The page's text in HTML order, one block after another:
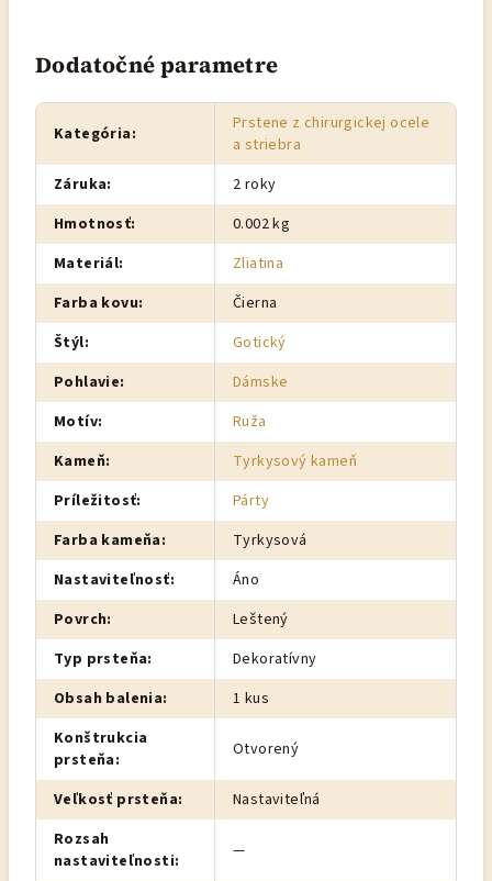
Dodatočné parametre
Kategória:
Prstene z chirurgickej ocele
a striebra
Záruka:
2 roky
Hmotnosť:
0.002 kg
Materiál:
Zliatina
Farba kovu:
Čierna
Štýl:
Gotický
Pohlavie:
Dámske
Motív:
Ruža
Kameň:
Tyrkysový kameň
Príležitosť:
Párty
Farba kameňa:
Tyrkysová
Nastaviteľnosť:
Áno
Povrch:
Leštený
Typ prsteňa:
Dekoratívny
Obsah balenia:
1 kus
Konštrukcia
prsteňa: Otvorený
Veľkosť prsteňa:
Nastaviteľná
Rozsah
nastaviteľnosti: —